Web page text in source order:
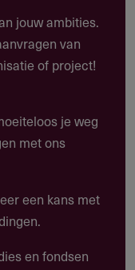
mede de kwaliteit
landschap en
verhogen
jouw ambities.
van
of project!
je weg
met ons
een kans met
en fondsen